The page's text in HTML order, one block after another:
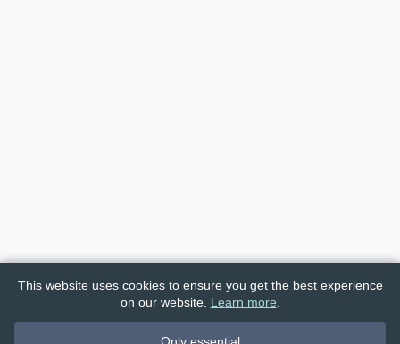
This website uses cookies to ensure you get the best experience
on our website. Learn more.